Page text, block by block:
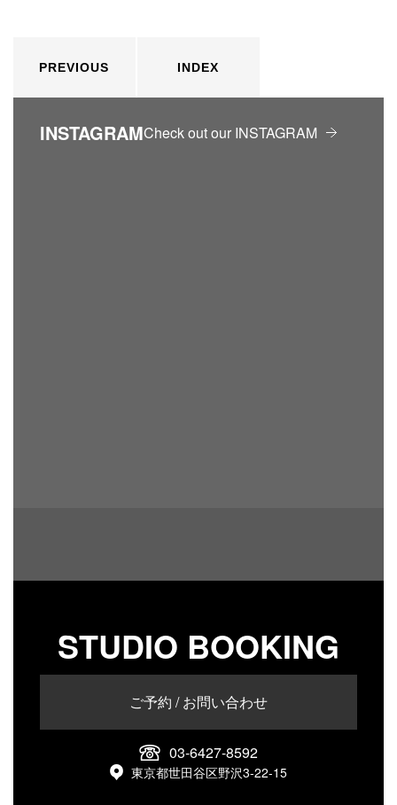
PREVIOUS INDEX
INSTAGRAMCheck out our INSTAGRAM
STUDIO BOOKING
ご予約 / お問い合わせ
03-6427-8592
東京都世田谷区野沢3-22-15